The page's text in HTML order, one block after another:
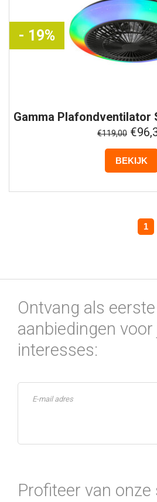
- 19%
Gamma Plafondventilator
- Zwart
€119,00
BEKIJK
1
Ontvang als eerste
aanbiedingen
interesses:
Profiteer van onze